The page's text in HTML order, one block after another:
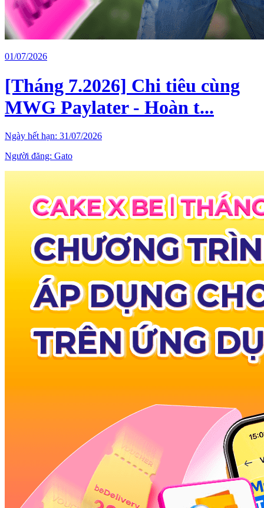
01/07/2026
[Tháng 7.2026] Chi tiêu cùng
MWG Paylater - Hoàn t...
Ngày hết hạn: 31/07/2026
Người đăng: Gato